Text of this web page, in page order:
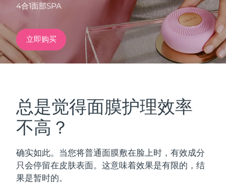
4合1面部SPA
立即购买
总是觉得面膜护理效率
不高？
确实如此。当您将普通面膜敷在脸上时，有效成分
只会停留在皮肤表面。这意味着效果是有限的，结
果是暂时的。
红光疗法
LUNA™ 4 套装
BEAR™ 2 套装
德国 预计送达日期8/9/26
加拿大 预计送达日期8/13/26
奥地利 预计送达日期8/9/26
巴林
比利时 预计送达日期 8/9/26
百慕大 预计送达日期8/15/26